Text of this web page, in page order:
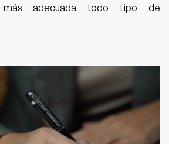
adecuada todo tipo de